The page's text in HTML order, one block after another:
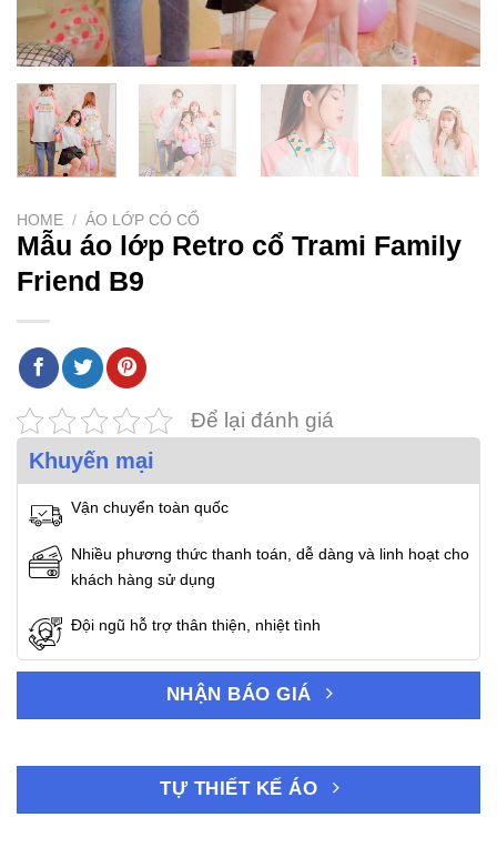
HOME / ÁO LỚP CÓ CỔ
Mẫu áo lớp Retro cổ Trami Family
Friend B9
Để lại đánh giá
Khuyến mại
Vận chuyển toàn quốc
Nhiều phương thức thanh toán, dễ dàng và linh hoạt cho
khách hàng sử dụng
Đội ngũ hỗ trợ thân thiện, nhiệt tình
NHẬN BÁO GIÁ
TỰ THIẾT KẾ ÁO